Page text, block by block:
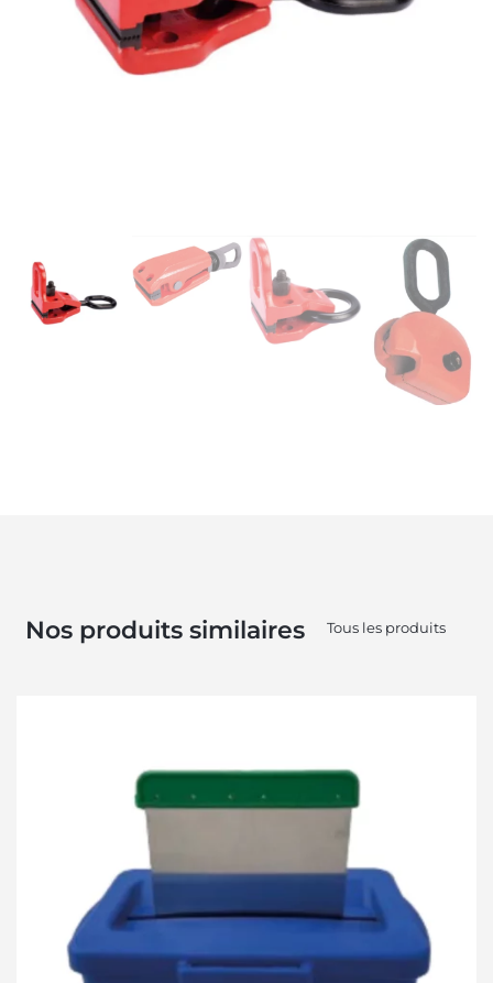
Nos produits similaires Tous les produits